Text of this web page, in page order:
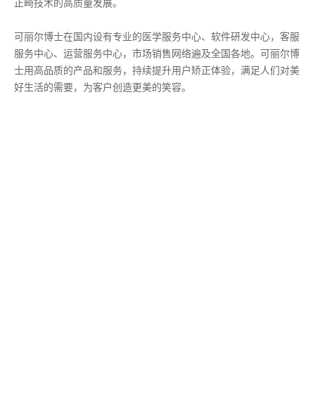
正畸技术的高质量发展。
可丽尔博士在国内设有专业的医学服务中心、软件研发中心，客服
服务中心、运营服务中心，市场销售网络遍及全国各地。可丽尔博
士用高品质的产品和服务，持续提升用户矫正体验，满足人们对美
好生活的需要，为客户创造更美的笑容。